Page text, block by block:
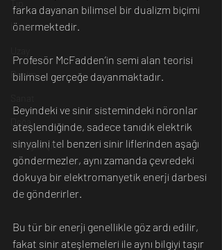
İnsan
Resim
Doğa
Fotoğrafçılık
farka dayanan bilimsel bir dualizm biçimi
önermektedir.
Profesör McFadden’in semi alan teorisi
bilimsel gerçeğe dayanmaktadır.
Beyindeki ve sinir sistemindeki nöronlar
ateşlendiğinde, sadece tanıdık elektrik
sinyalini tel benzeri sinir liflerinden aşağı
göndermezler, aynı zamanda çevredeki
dokuya bir elektromanyetik enerji darbesi
de gönderirler.
Bu tür bir enerji genellikle göz ardı edilir,
fakat sinir ateşlemeleri ile aynı bilgiyi taşır